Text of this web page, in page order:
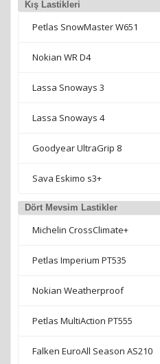
Kış Lastikleri
Petlas SnowMaster W651
Nokian WR D4
Lassa Snoways 3
Lassa Snoways 4
Goodyear UltraGrip 8
Sava Eskimo s3+
Dört Mevsim Lastikler
Michelin CrossClimate+
Petlas Imperium PT535
Nokian Weatherproof
Petlas MultiAction PT555
Falken EuroAll Season AS210